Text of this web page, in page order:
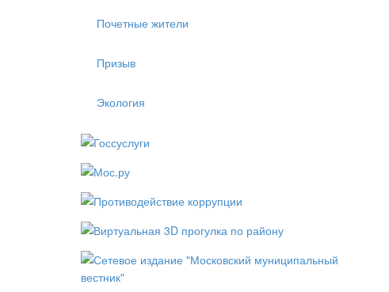
Почетные жители
Призыв
Экология